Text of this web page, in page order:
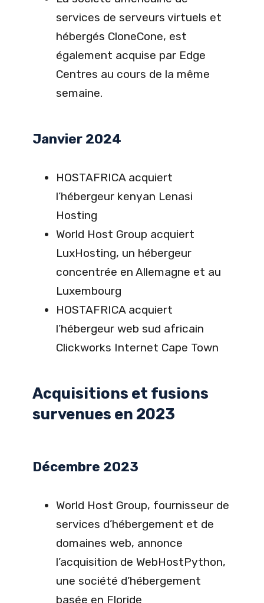
services de serveurs virtuels et
hébergés CloneCone, est
également acquise par Edge
Centres au cours de la même
semaine.
Janvier 2024
HOSTAFRICA acquiert
l’hébergeur kenyan Lenasi
Hosting
World Host Group acquiert
LuxHosting, un hébergeur
concentrée en Allemagne et au
Luxembourg
HOSTAFRICA acquiert
l’hébergeur web sud africain
Clickworks Internet Cape Town
Acquisitions et fusions
survenues en 2023
Décembre 2023
World Host Group, fournisseur de
services d’hébergement et de
domaines web, annonce
l’acquisition de WebHostPython,
une société d’hébergement
basée en Floride